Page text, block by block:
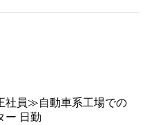
社員≫自動車系工場での
ー 日勤